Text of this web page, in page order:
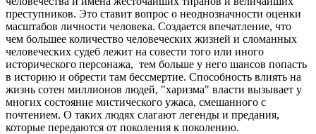
преступников. Это ставит вопрос о неоднозначности оценки
масштабов личности человека. Создается впечатление, что
чем большее количество человеческих жизней и сломанных
человеческих судеб лежит на совести того или иного
исторического персонажа, тем больше у него шансов попасть
в историю и обрести там бессмертие. Способность влиять на
жизнь сотен миллионов людей, "харизма" власти вызывает у
многих состояние мистического ужаса, смешанного с
почтением. О таких людях слагают легенды и предания,
которые передаются от поколения к поколению.